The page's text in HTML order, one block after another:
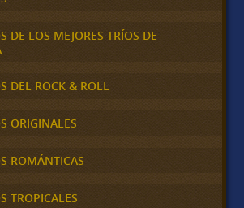
DE LOS MEJORES TRÍOS DE
DEL ROCK & ROLL
ORIGINALES
ROMÁNTICAS
TROPICALES